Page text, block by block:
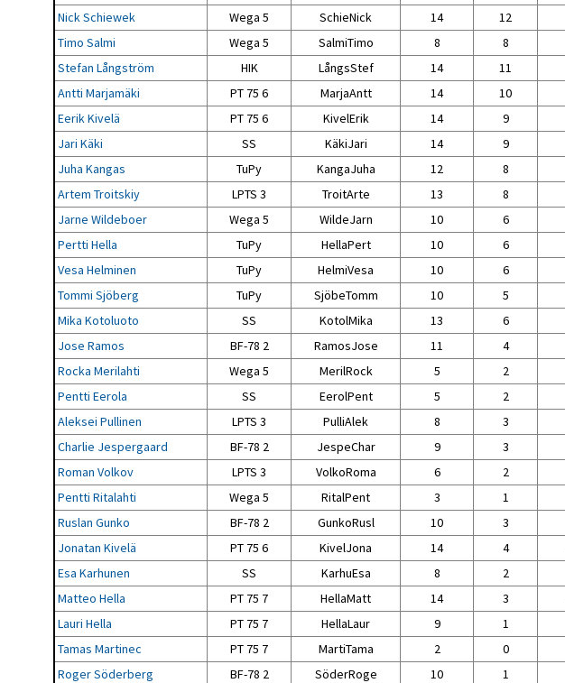
Nick Schiewek
Wega 5 SchieNick 14 12
Timo Salmi
Wega 5 SalmiTimo 8 8
Stefan Långström
HIK LångsStef 14 11
Antti Marjamäki
PT 75 6 MarjaAntt 14 10
Eerik Kivelä
PT 75 6 KivelErik 14 9
Jari Käki
SS KäkiJari 14 9
Juha Kangas
TuPy KangaJuha 12 8
Artem Troitskiy
LPTS 3 TroitArte 13 8
Jarne Wildeboer
Wega 5 WildeJarn 10 6
Pertti Hella
TuPy HellaPert 10 6
Vesa Helminen
TuPy HelmiVesa 10 6
Tommi Sjöberg
TuPy SjöbeTomm 10 5
Mika Kotoluoto
SS KotolMika 13 6
Jose Ramos
BF-78 2 RamosJose 11 4
Rocka Merilahti
Wega 5 MerilRock 5 2
Pentti Eerola
SS EerolPent 5 2
Aleksei Pullinen
LPTS 3 PulliAlek 8 3
Charlie Jespergaard
BF-78 2 JespeChar 9 3
Roman Volkov
LPTS 3 VolkoRoma 6 2
Pentti Ritalahti
Wega 5 RitalPent 3 1
Ruslan Gunko
BF-78 2 GunkoRusl 10 3
Jonatan Kivelä
PT 75 6 KivelJona 14 4
Esa Karhunen
SS KarhuEsa 8 2
Matteo Hella
PT 75 7 HellaMatt 14 3
Lauri Hella
PT 75 7 HellaLaur 9 1
Tamas Martinec
PT 75 7 MartiTama 2 0
Roger Söderberg
BF-78 2 SöderRoge 10 1